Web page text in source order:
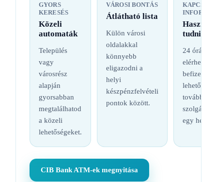
GYORS
KERESÉS
Közeli
automaták
Település
vagy
városrész
alapján
gyorsabban
megtalálhatod
a közeli
lehetőségeket.
VÁROSI BONTÁS
Átlátható lista
Külön városi
oldalakkal
könnyebb
eligazodni a
helyi
készpénzfelvételi
pontok között.
Hasznos
24 órás
befizetési
lehetőség
további
egy
CIB Bank ATM-ek megnyitása